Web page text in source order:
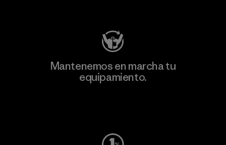
Mantenemos en marcha tu
equipamiento.